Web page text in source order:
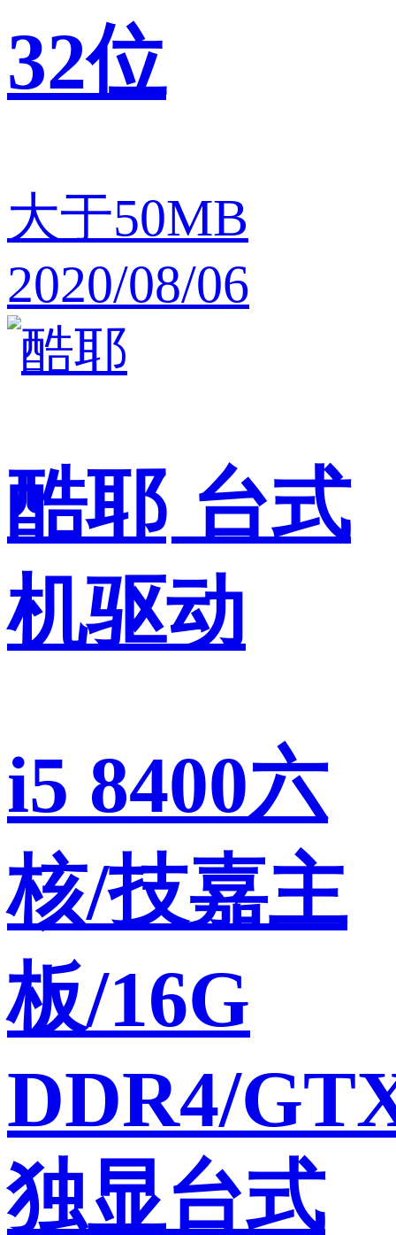
32位
大于50MB
2020/08/06
酷耶 台式
机驱动
i5 8400六
核/技嘉主
板/16G
DDR4/
独显台式